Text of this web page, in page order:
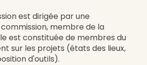
est dirigée par une
membre de la
est constituée de membres du
sur les projets (états des lieux,
d'outils).